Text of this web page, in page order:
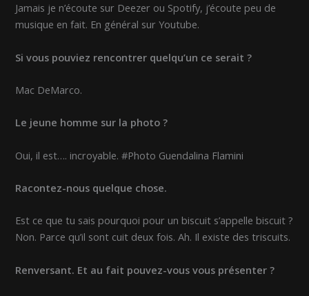
Jamais je n’écoute sur Deezer ou Spotify, j’écoute peu de
musique en fait. En général sur Youtube.
Si vous pouviez rencontrer quelqu’un ce serait ?
Mac DeMarco.
Le jeune homme sur la photo ?
Oui, il est…. incroyable. #Photo Guendalina Flamini
Racontez-nous quelque chose.
Est ce que tu sais pourquoi pour un biscuit s’appelle biscuit ?
Non. Parce qu’il sont cuit deux fois. Ah. Il existe des triscuits.
Renversant. Et au fait pouvez-vous vous présenter ?